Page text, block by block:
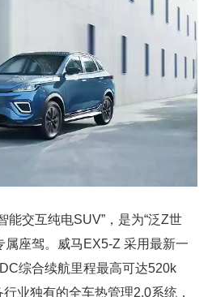
能交互纯电SUV”，是为“泛Z世
属座驾。威马EX5-Z 采用最新一
综合续航里程最高可达520k
业独有的全车热管理2.0系统，